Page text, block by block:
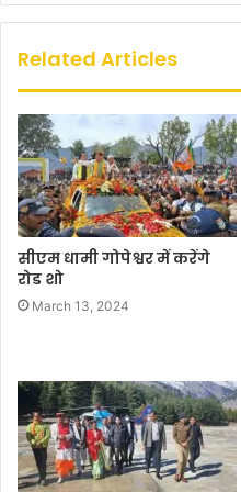
Related Articles
सीएम धामी गोपेश्वर में करेंगे
रोड शो
March 13, 2024